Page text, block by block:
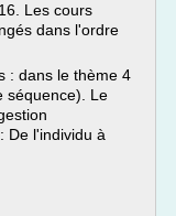
Les cours
dans l'ordre
: dans le thème 4
séquence). Le
De l'individu à